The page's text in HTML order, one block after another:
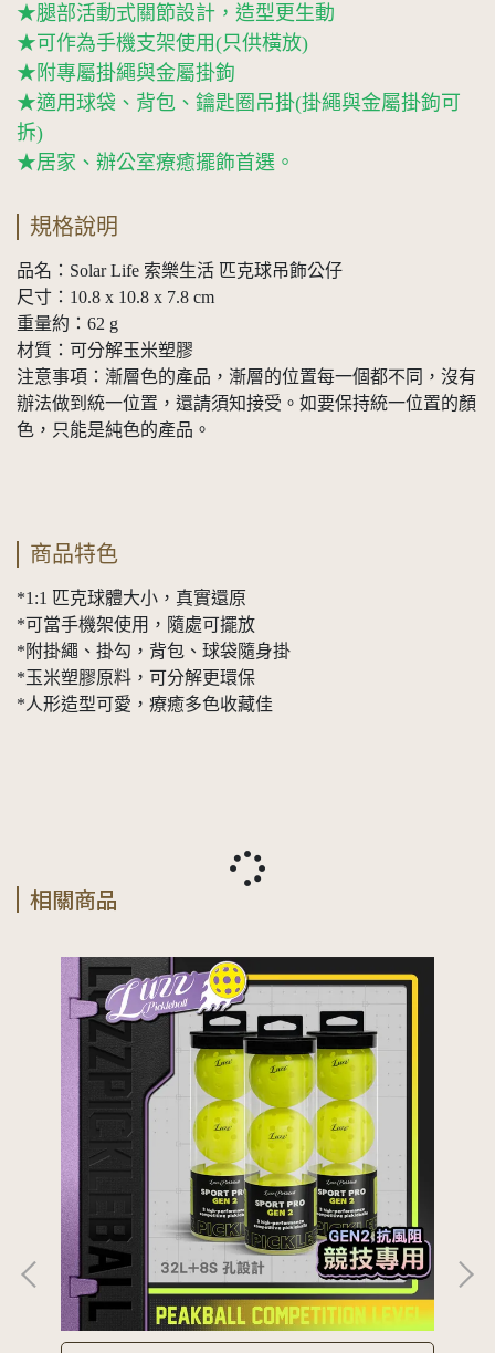
★腿部活動式關節設計，造型更生動
★可作為手機支架使用(只供橫放)
★附專屬掛繩與金屬掛鉤
★適用球袋、背包、鑰匙圈吊掛(掛繩與金屬掛鉤可
拆)
★居家、辦公室療癒擺飾首選。
規格說明
品名：Solar Life 索樂生活 匹克球吊飾公仔
尺寸：10.8 x 10.8 x 7.8 cm
重量約：62 g
材質：可分解玉米塑膠
注意事項：漸層色的產品，漸層的位置每一個都不同，沒有
辦法做到統一位置，還請須知接受。如要保持統一位置的顏
色，只能是純色的產品。
商品特色
*1:1 匹克球體大小，真實還原
*可當手機架使用，隨處可擺放
*附掛繩、掛勾，背包、球袋隨身掛
*玉米塑膠原料，可分解更環保
*人形造型可愛，療癒多色收藏佳
相關商品